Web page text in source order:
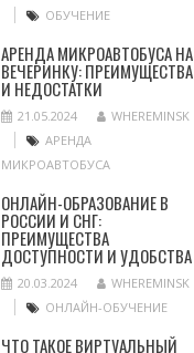
ОБУЧЕНИЕ
АРЕНДА МИКРОАВТОБУСА НА
ВЕЧЕРИНКУ: ПРЕИМУЩЕСТВА
И НЕДОСТАТКИ
21.05.2024
WHEREMINSK
АРЕНДА
МИКРОАВТОБУСА
ОНЛАЙН-ОБРАЗОВАНИЕ В
РОССИИ И СНГ:
ПРЕИМУЩЕСТВА
ДОСТУПНОСТИ И УДОБСТВА
20.03.2024
WHEREMINSK
ОНЛАЙН-ОБУЧЕНИЕ
ЧТО ТАКОЕ ВИРТУАЛЬНЫЙ